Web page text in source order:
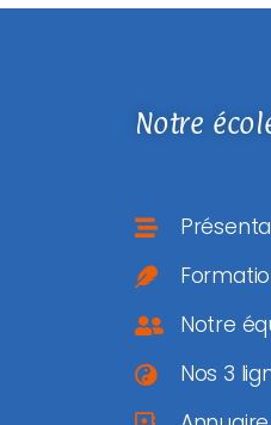
Notre
Notre
Nos 3